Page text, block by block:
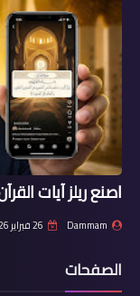
اصنع ريلز آيات
Dammam 26 فبراير 2026
الصفحات